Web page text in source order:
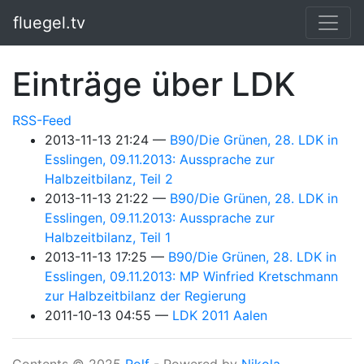
fluegel.tv
Einträge über LDK
RSS-Feed
2013-11-13 21:24
B90/Die Grünen, 28. LDK in
Esslingen, 09.11.2013: Aussprache zur
Halbzeitbilanz, Teil 2
2013-11-13 21:22
B90/Die Grünen, 28. LDK in
Esslingen, 09.11.2013: Aussprache zur
Halbzeitbilanz, Teil 1
2013-11-13 17:25
B90/Die Grünen, 28. LDK in
Esslingen, 09.11.2013: MP Winfried Kretschmann
zur Halbzeitbilanz der Regierung
2011-10-13 04:55
LDK 2011 Aalen